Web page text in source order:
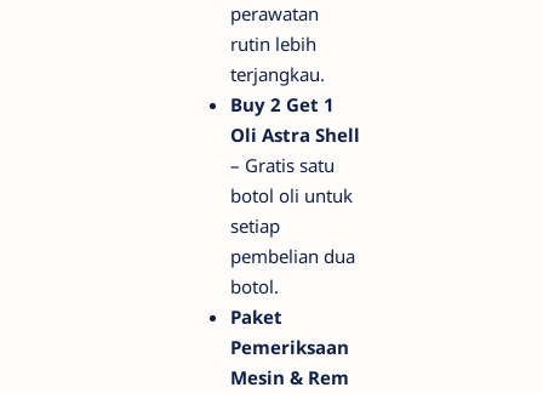
perawatan
rutin lebih
terjangkau.
Buy 2 Get 1
Oli Astra Shell
– Gratis satu
botol oli untuk
setiap
pembelian dua
botol.
Paket
Pemeriksaan
Mesin & Rem